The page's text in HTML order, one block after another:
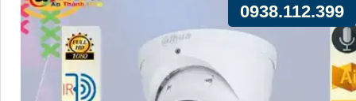
0938.112.399